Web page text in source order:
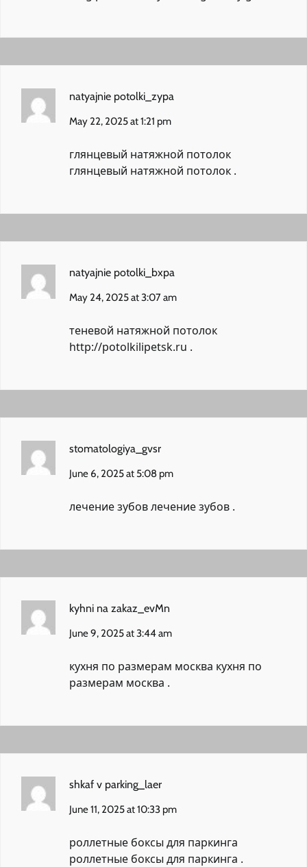
natyajnie potolki_zypa
May 22, 2025 at 1:21 pm
глянцевый натяжной потолок
глянцевый натяжной потолок .
natyajnie potolki_bxpa
May 24, 2025 at 3:07 am
теневой натяжной потолок
http://potolkilipetsk.ru .
stomatologiya_gvsr
June 6, 2025 at 5:08 pm
лечение зубовлечение зубов .
kyhni na zakaz_evMn
June 9, 2025 at 3:44 am
кухня по размерам москва кухня по
размерам москва .
shkaf v parking_laer
June 11, 2025 at 10:33 pm
роллетные боксы для паркинга
роллетные боксы для паркинга .